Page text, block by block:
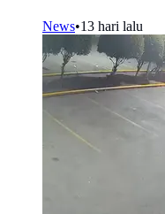
News•13 hari lalu